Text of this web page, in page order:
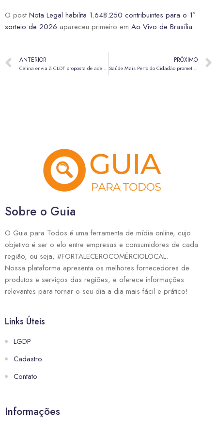
O post Nota Legal habilita 1.648.250 contribuintes para o 1º
sorteio de 2026 apareceu primeiro em Ao Vivo de Brasília.
ANTERIOR
Celina envia à CLDF proposta de adesão ao programa federal para conter alta do diesel
PRÓXIMO
Saúde Mais Perto do Cidadão promete tirar 200 mil pacientes da fila por exames
Sobre o Guia
O Guia para Todos é uma ferramenta de mídia online, cujo
objetivo é ser o elo entre empresas e consumidores de cada
região, ou seja, #FORTALECEROCOMÉRCIOLOCAL.
Nossa plataforma apresenta os melhores fornecedores de
produtos e serviços das regiões, e oferece informações
relevantes para tornar o seu dia a dia mais fácil e prático!
Links Úteis
LGDP
Cadastro
Contato
Informações